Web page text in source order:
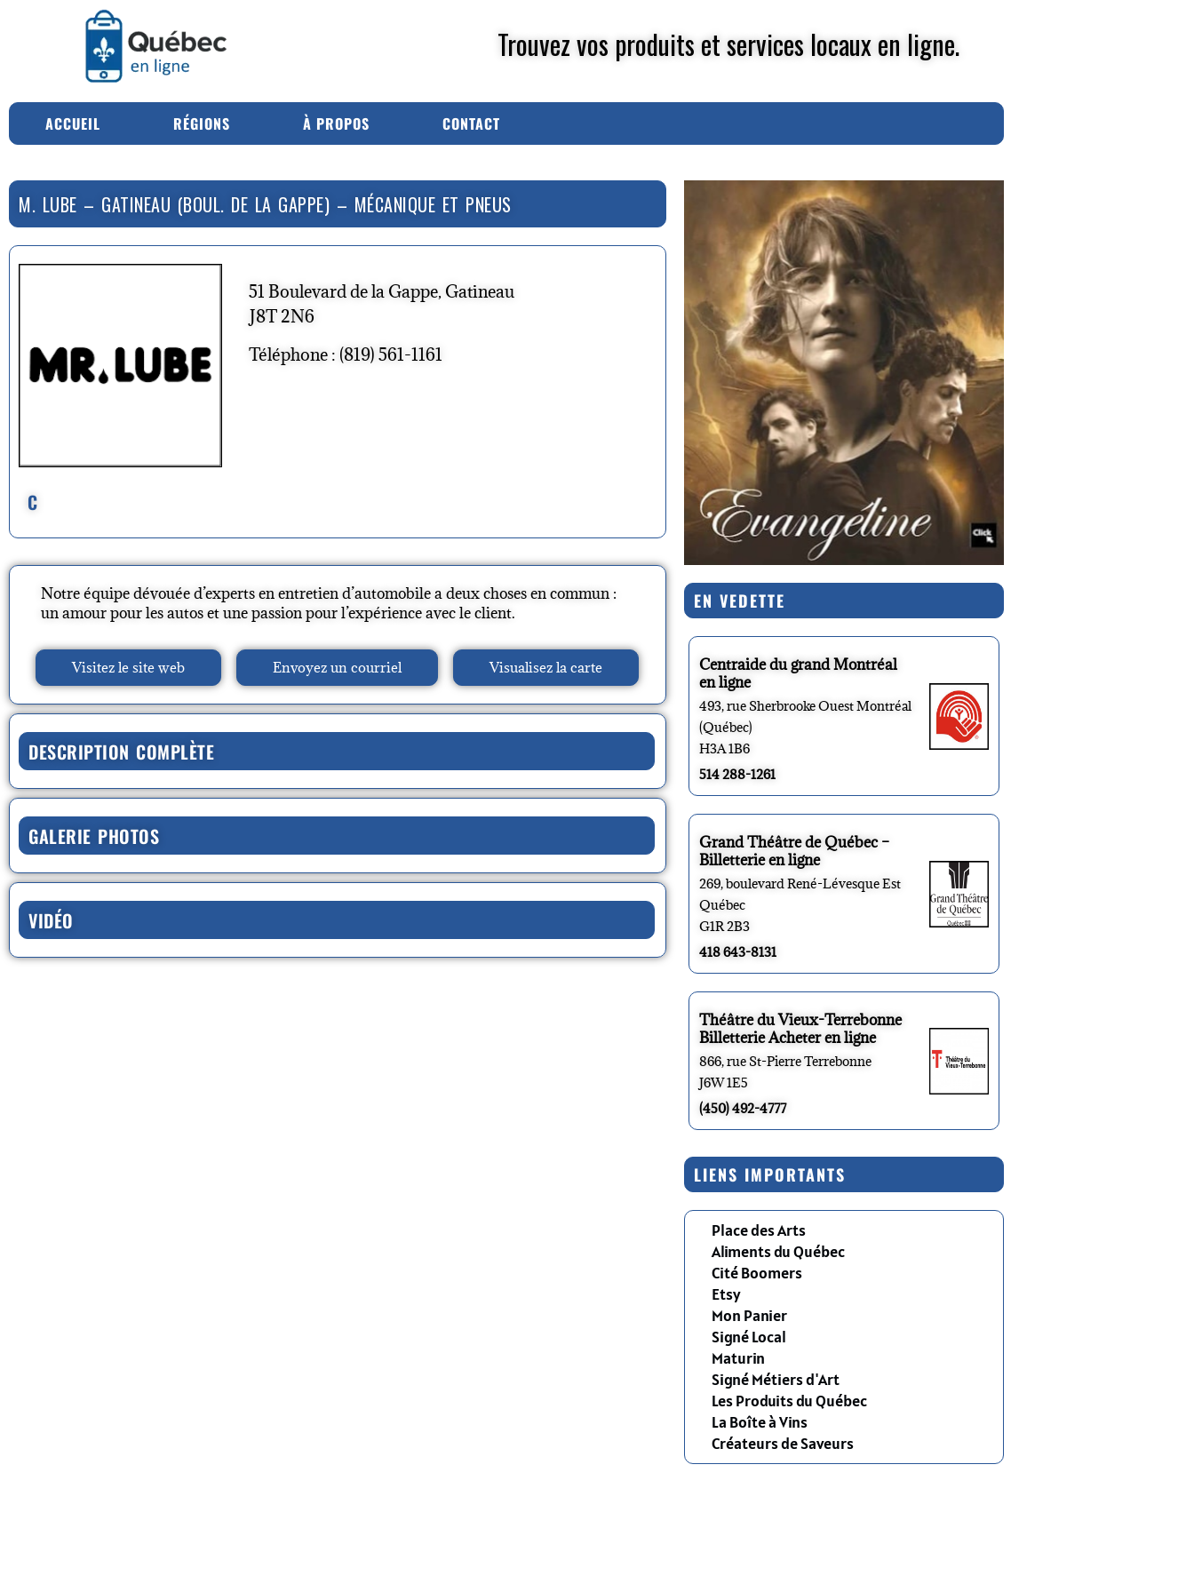
Trouvez vos produits et services locaux en ligne.
ACCUEIL RÉGIONS À PROPOS CONTACT
M. LUBE – GATINEAU (BOUL. DE LA GAPPE) – MÉCANIQUE ET PNEUS
C
51 Boulevard de la Gappe, Gatineau
J8T 2N6
Téléphone : (819) 561-1161
Notre équipe dévouée d’experts en entretien d’automobile a deux choses en commun :
un amour pour les autos et une passion pour l’expérience avec le client.
Visitez le site web Envoyez un courriel Visualisez la carte
DESCRIPTION COMPLÈTE
GALERIE PHOTOS
VIDÉO
EN VEDETTE
Centraide du grand Montréal
en ligne
493, rue Sherbrooke Ouest Montréal
(Québec)
H3A 1B6
514 288-1261
Grand Théâtre de Québec –
Billetterie en ligne
269, boulevard René-Lévesque Est
Québec
G1R 2B3
418 643-8131
Théâtre du Vieux-Terrebonne
Billetterie Acheter en ligne
866, rue St-Pierre Terrebonne
J6W 1E5
(450) 492-4777
LIENS IMPORTANTS
Place des Arts
Aliments du Québec
Cité Boomers
Etsy
Mon Panier
Signé Local
Maturin
Signé Métiers d'Art
Les Produits du Québec
La Boîte à Vins
Créateurs de Saveurs